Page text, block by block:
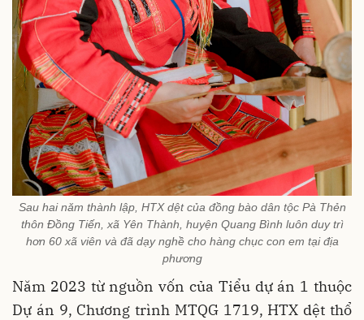
Sau hai năm thành lập, HTX dệt của đồng bào dân tộc Pà Thẻn
thôn Đồng Tiến, xã Yên Thành, huyện Quang Bình luôn duy trì
hơn 60 xã viên và đã dạy nghề cho hàng chục con em tại địa
phương
Năm 2023 từ nguồn vốn của Tiểu dự án 1 thuộc
Dự án 9, Chương trình MTQG 1719, HTX dệt thổ